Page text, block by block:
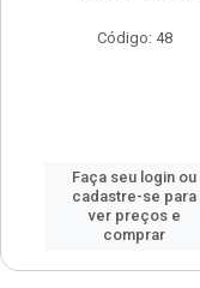
Código: 48
Faça seu login ou
cadastre-se para
ver preços e
comprar